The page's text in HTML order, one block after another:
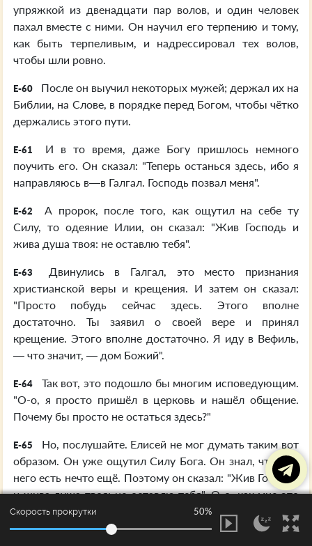
упряжкой из двенадцати пар волов, и один человек
пахал вместе с ними. Он научил его терпению и тому,
как быть терпеливым, и надрессировал тех волов,
чтобы шли ровно.
E-60
После он выучил некоторых мужей; держал их на
Библии, на Слове, в порядке перед Богом, чтобы чётко
держались этого пути.
E-61
И в то время, даже Богу пришлось немного
поучить его. Он сказал: "Теперь останься здесь, ибо я
направляюсь в—в Галгал. Господь позвал меня".
E-62
А пророк, после того, как ощутил на себе ту
Силу, то одеяние Илии, он сказал: "Жив Господь и
жива душа твоя: не оставлю тебя".
E-63
Двинулись в Галгал, это место признания
христианской веры и крещения. И затем он сказал:
"Просто побудь сейчас здесь. Этого вполне
достаточно. Ты заявил о своей вере и принял
крещение. Этого вполне достаточно. Я иду в Вефиль,
— что значит, — дом Божий".
E-64
Так вот, это подошло бы многим исповедующим.
"О-о, я просто пришёл в церковь и нашёл общение.
Почему бы просто не остаться здесь?"
E-65
Но, послушайте. Елисей не мог думать таким вот
образом. Он уже ощутил Силу Бога. Он знал, что для
него есть нечто ещё. Поэтому он сказал: "Жив Господь
и жива душа твоя: не оставлю тебя". О-о, как мне это
нравится!
И он пришёл в Вефиль, в дом Божий, и там он
Скорость прокрутки 50%